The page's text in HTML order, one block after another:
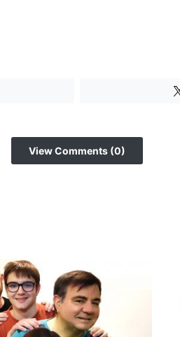
View Comments (0)